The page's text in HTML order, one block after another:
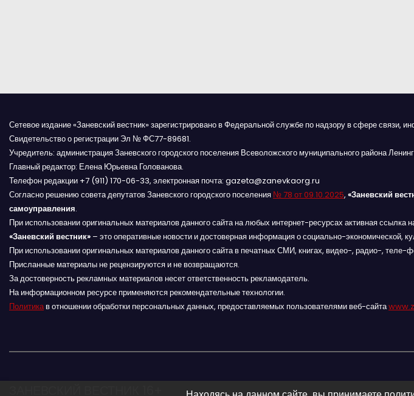
и
я
п
о
з
а
п
и
м
Сетевое издание «Заневский вестник» зарегистрировано в Федеральной службе по надзору в сфере
Свидетельство о регистрации Эл № ФС77-89681.
Учредитель: администрация Заневского городского поселения Всеволожского муниципального района
Главный редактор: Елена Юрьевна Голованова.
Телефон редакции +7 (911) 170-06-33, электронная почта: gazeta@zanevkaorg.ru
Согласно решению совета депутатов Заневского городского поселения № 78 от 09.10.2025, «Заневский
самоуправления.
При использовании оригинальных материалов данного сайта на любых интернет-ресурсах активная
«Заневский вестник» – это оперативные новости и достоверная информация о социально-экономической,
При использовании оригинальных материалов данного сайта в печатных СМИ, книгах, видео-, радио-, теле-
Присланные материалы не рецензируются и не возвращаются.
За достоверность рекламных материалов несет ответственность рекламодатель.
На информационном ресурсе применяются рекомендательные технологии.
Политикав отношении обработки персональных данных, предоставляемых пользователями веб-сайта